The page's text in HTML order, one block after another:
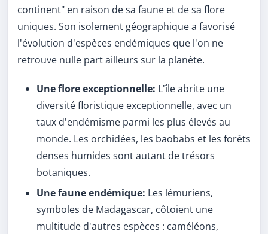
continent" en raison de sa faune et de sa flore
uniques. Son isolement géographique a favorisé
l'évolution d'espèces endémiques que l'on ne
retrouve nulle part ailleurs sur la planète.
Une flore exceptionnelle: L'île abrite une
diversité floristique exceptionnelle, avec un
taux d'endémisme parmi les plus élevés au
monde. Les orchidées, les baobabs et les forêts
denses humides sont autant de trésors
botaniques.
Une faune endémique: Les lémuriens,
symboles de Madagascar, côtoient une
multitude d'autres espèces : caméléons,